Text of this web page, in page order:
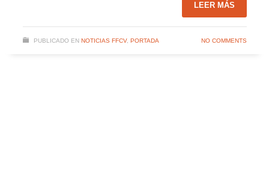
LEER MÁS
PUBLICADO EN NOTICIAS FFCV, PORTADA NO COMMENTS